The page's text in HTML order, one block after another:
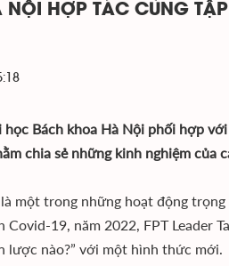
NỘI HỢP TÁC CÙNG
Bách khoa Hà Nội phối hợp
chia sẻ những kinh nghiệm của
là một trong những hoạt động
Covid-19, năm 2022, FPT Leader
lược nào?” với một hình thức mới.